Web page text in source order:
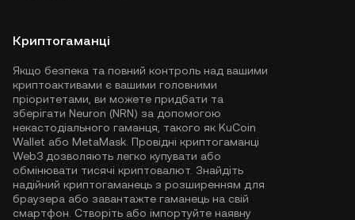
Криптогаманці
Якщо безпека та повний контроль над вашими
криптоактивами є вашими головними
пріоритетами, ви можете придбати та
зберігати Neuron (NRN) за допомогою
некастодіального гаманця, такого як KuCoin
Wallet або MetaMask. Провідні криптогаманці
Web3 дозволяють легко купувати або
обмінювати тисячі криптовалют. Знайдіть
надійний криптогаманець з розширенням для
браузера або завантажте гаманець на свій
смартфон. Створіть або імпортуйте наявну